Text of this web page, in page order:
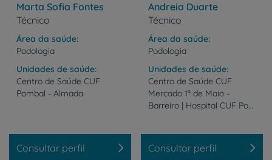
Marta Sofia Fontes
Técnico
Área da saúde
Podologia
Unidades de saúde
Centro de Saúde CUF
Pombal - Almada
Consultar perfil
Andreia Duarte
Técnico
Área da saúde
Podologia
Unidades de saúde
Centro de Saúde CUF
Mercado 1º de Maio -
Barreiro | Hospital CUF Porto | Instituto CUF Porto | Clínica CUF S. João da Madeira
Consultar perfil